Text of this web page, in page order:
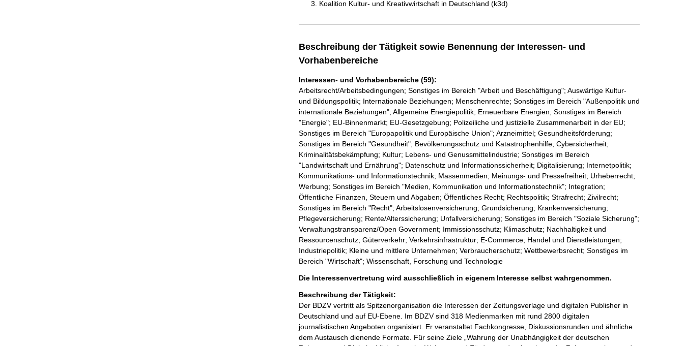
Koalition Kultur- und Kreativwirtschaft in Deutschland (k3d)
Beschreibung der Tätigkeit sowie Benennung der Interessen- und
Vorhabenbereiche
Interessen- und Vorhabenbereiche (59):
Arbeitsrecht/Arbeitsbedingungen; Sonstiges im Bereich "Arbeit und Beschäftigung"; Auswärtige Kultur-
und Bildungspolitik; Internationale Beziehungen; Menschenrechte; Sonstiges im Bereich "Außenpolitik und
internationale Beziehungen"; Allgemeine Energiepolitik; Erneuerbare Energien; Sonstiges im Bereich
"Energie"; EU-Binnenmarkt; EU-Gesetzgebung; Polizeiliche und justizielle Zusammenarbeit in der EU;
Sonstiges im Bereich "Europapolitik und Europäische Union"; Arzneimittel; Gesundheitsförderung;
Sonstiges im Bereich "Gesundheit"; Bevölkerungsschutz und Katastrophenhilfe; Cybersicherheit;
Kriminalitätsbekämpfung; Kultur; Lebens- und Genussmittelindustrie; Sonstiges im Bereich
"Landwirtschaft und Ernährung"; Datenschutz und Informationssicherheit; Digitalisierung; Internetpolitik;
Kommunikations- und Informationstechnik; Massenmedien; Meinungs- und Pressefreiheit; Urheberrecht;
Werbung; Sonstiges im Bereich "Medien, Kommunikation und Informationstechnik"; Integration;
Öffentliche Finanzen, Steuern und Abgaben; Öffentliches Recht; Rechtspolitik; Strafrecht; Zivilrecht;
Sonstiges im Bereich "Recht"; Arbeitslosenversicherung; Grundsicherung; Krankenversicherung;
Pflegeversicherung; Rente/Alterssicherung; Unfallversicherung; Sonstiges im Bereich "Soziale Sicherung";
Verwaltungstransparenz/Open Government; Immissionsschutz; Klimaschutz; Nachhaltigkeit und
Ressourcenschutz; Güterverkehr; Verkehrsinfrastruktur; E-Commerce; Handel und Dienstleistungen;
Industriepolitik; Kleine und mittlere Unternehmen; Verbraucherschutz; Wettbewerbsrecht; Sonstiges im
Bereich "Wirtschaft"; Wissenschaft, Forschung und Technologie
Die Interessenvertretung wird ausschließlich in eigenem Interesse selbst wahrgenommen.
Beschreibung der Tätigkeit:
Der BDZV vertritt als Spitzenorganisation die Interessen der Zeitungsverlage und digitalen Publisher in
Deutschland und auf EU-Ebene. Im BDZV sind 318 Medienmarken mit rund 2800 digitalen
journalistischen Angeboten organisiert. Er veranstaltet Fachkongresse, Diskussionsrunden und ähnliche
dem Austausch dienende Formate. Für seine Ziele „Wahrung der Unabhängigkeit der deutschen